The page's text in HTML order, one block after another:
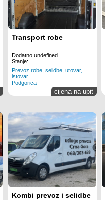
Transport robe
Dodatno undefined
Stanje:
Prevoz robe, selidbe, utovar,
istovar
Podgorica
cijena na upit
Kombi prevoz i selidbe